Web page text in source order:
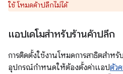
ใช้ โหมดค้าปลีกไม่ได้
แอปเดโมสำหรับร้านค้าปลีก
การติดตั้งใช้งานโหมดการสาธิตสำหรั
อุปกรณ์กำหนดให้ต้องตั้งค่าแอปตัว